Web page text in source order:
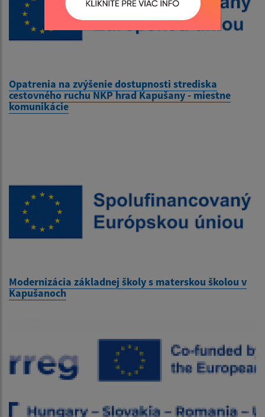
Opatrenia na zvýšenie dostupnosti strediska
cestovného ruchu NKP hrad Kapušany - miestne
komunikácie
Modernizácia základnej školy s materskou školou v
Kapušanoch